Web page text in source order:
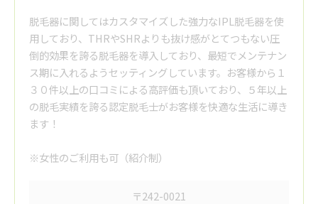
脱毛器に関してはカスタマイズした強力なIPL脱毛器を使
用しており、THRやSHRよりも抜け感がとてつもない圧
倒的効果を誇る脱毛器を導入しており、最短でメンテナン
ス期に入れるようセッティングしています。お客様から１
３０件以上の口コミによる高評価も頂いており、５年以上
の脱毛実績を誇る認定脱毛士がお客様を快適な生活に導き
ます！
※女性のご利用も可（紹介制）
〒242-0021